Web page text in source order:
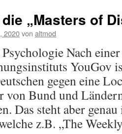
„Masters of
2020von altmod
Nach
YouGov
gegen eine
von Bund und
Das steht aber
z.B. „The